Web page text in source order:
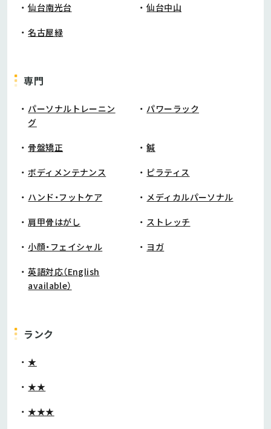
仙台南光台 仙台中山
名古屋緑
専門
パーソナルトレーニン
グ
パワーラック
骨盤矯正 鍼
ボディメンテナンス ピラティス
ハンド・フットケア メディカルパーソナル
肩甲骨はがし ストレッチ
小顔・フェイシャル ヨガ
英語対応（English
available）
ランク
★
★★
★★★